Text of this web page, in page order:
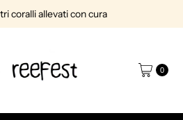
coralli allevati con cura
0